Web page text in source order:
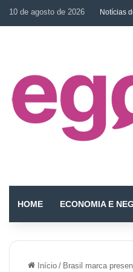
10 de agosto de 2026 Notícias
HOME ECONOMIA E
Início / Brasil marca